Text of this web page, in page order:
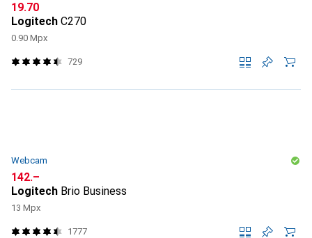
CHF
19.70
Logitech C270
0.90 Mpx
729
Webcam
CHF
142.–
Logitech Brio Business
13 Mpx
1777